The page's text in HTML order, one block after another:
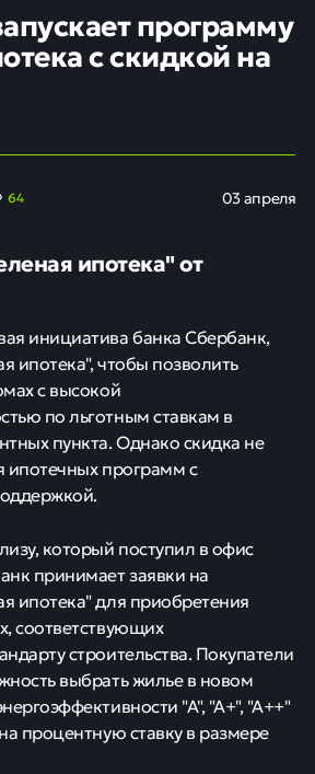
программу
с скидкой на
64 03 апреля
ипотека" от
инициатива банка Сбербанк,
ипотека", чтобы позволить
с высокой
по льготным ставкам в
пункта. Однако скидка не
ипотечных программ с
который поступил в офис
принимает заявки на
ипотека" для приобретения
соответствующих
строительства. Покупатели
выбрать жилье в новом
"А", "А+", "А++"
процентную ставку в размере